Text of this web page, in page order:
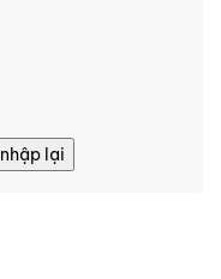
nhập lại